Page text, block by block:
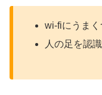
wi-fiにうま
人の足を認